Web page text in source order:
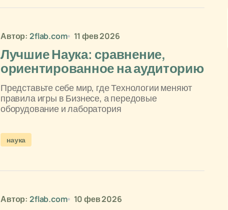
Автор: 2flab.com 11 фев 2026
Лучшие Наука: сравнение,
ориентированное на аудиторию
Представьте себе мир, где Технологии меняют
правила игры в Бизнесе, а передовые
оборудование и лаборатория
наука
Автор: 2flab.com 10 фев 2026